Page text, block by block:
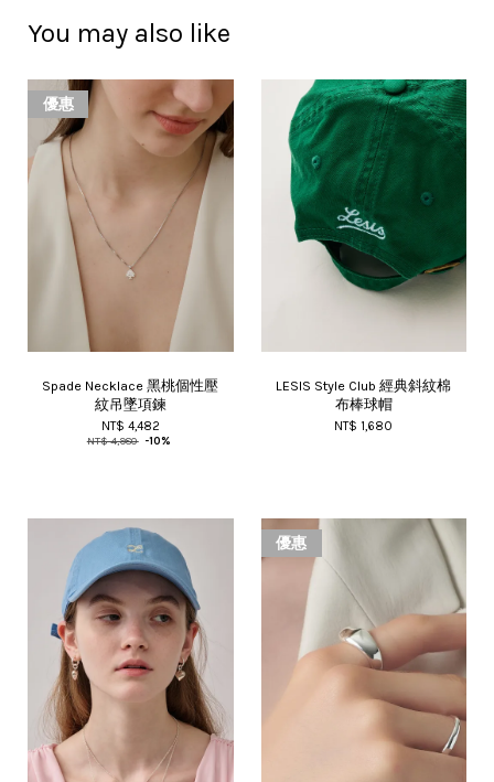
You may also like
優惠
Spade Necklace 黑桃個性壓
紋吊墜項鍊
NT$ 4,482
NT$ 4,980 -10%
LESIS Style Club 經典斜紋棉
布棒球帽
NT$ 1,680
優惠